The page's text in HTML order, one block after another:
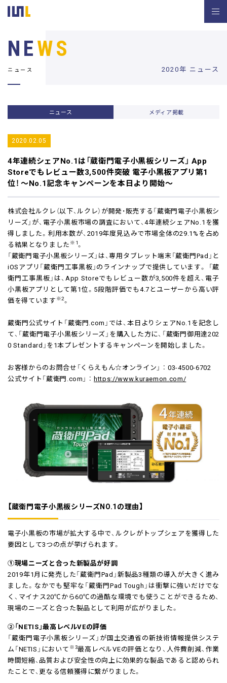
2020年 ニュース
NEWS
ニュース
ニュース メディア掲載
2020.02.05
4年連続シェアNo.1は「蔵衛門電子小黒板シリーズ」 App
Storeでもレビュー数3,500件突破 電子小黒板アプリ第1
位！ ～No.1記念キャンペーンを本日より開始～
株式会社ルクレ（以下、ルクレ）が開発・販売する「蔵衛門電子小黒板シ
リーズ」が、電子小黒板市場の調査において、4年連続シェアNo.1を獲
得しました。利用本数が、2019年度見込みで市場全体の29.1%を占め
る結果となりました ※1。
「蔵衛門電子小黒板シリーズ」は、専用タブレット端末「蔵衛門Pad」と
iOSアプリ「蔵衛門工事黒板」のラインナップで提供しています。 「蔵
衛門工事黒板」は、App Storeでもレビュー数が3,500件を超え、電子
小黒板アプリとして第1位。5段階評価でも4.7とユーザーから高い評
価を得ています ※2。
蔵衛門公式サイト「蔵衛門.com」では、本日よりシェアNo.1を記念し
て、「蔵衛門電子小黒板シリーズ」を購入した方に、「蔵衛門御用達202
0 Standard」を1本プレゼントするキャンペーンを開始しました。
お客様からのお問合せ「くらえもん☆オンライン」 ： 03-4500-6702
公式サイト「蔵衛門.com」 ：https://www.kuraemon.com/
【蔵衛門電子小黒板シリーズNO.1の理由】
電子小黒板の市場が拡大する中で、ルクレがトップシェアを獲得した
要因として3つの点が挙げられます。
①現場ニーズと合った新製品が好調
2019年1月に発売した「蔵衛門Pad」新製品3種類の導入が大きく進み
ました。なかでも堅牢な「蔵衛門Pad Tough」は衝撃に強いだけでな
く、マイナス20℃から60℃の過酷な環境でも使うことができるため、
現場のニーズと合った製品として利用が広がりました。
②「NETIS」最高レベルVEの評価
「蔵衛門電子小黒板シリーズ」が国土交通省の新技術情報提供システ
ム「NETIS」において ※3最高レベルVEの評価となり、人件費削減、作業
時間短縮、品質および安全性の向上に効果的な製品であると認められ
たことで、更なる信頼獲得に繋がりました。